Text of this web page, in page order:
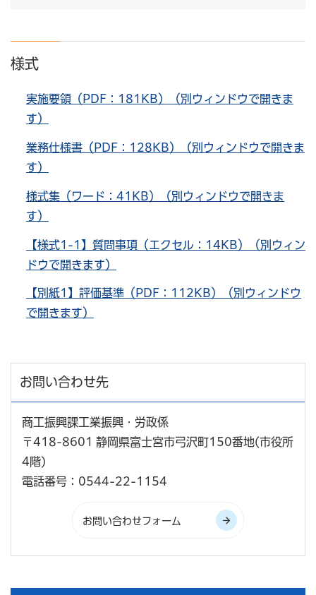
様式
実施要領（PDF：181KB）（別ウィンドウで開きま
す）
業務仕様書（PDF：128KB）（別ウィンドウで開きま
す）
様式集（ワード：41KB）（別ウィンドウで開きま
す）
【様式1-1】質問事項（エクセル：14KB）（別ウィン
ドウで開きます）
【別紙1】評価基準（PDF：112KB）（別ウィンドウ
で開きます）
お問い合わせ先
商工振興課工業振興・労政係
〒418-8601 静岡県富士宮市弓沢町150番地(市役所
4階)
電話番号：0544-22-1154